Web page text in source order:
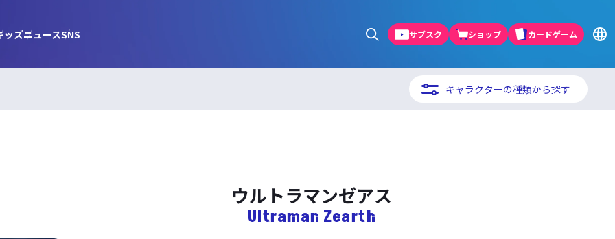
ッズニュースSNS サブスク ショップ カードゲーム
キャラクターの種類から探す
ウルトラマンゼアス
Ultraman Zearth